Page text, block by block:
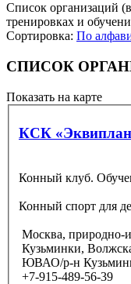
Список организаций
тренировках и
Сортировка: По
СПИСОК
Показать на карте
КСК
Конный клуб.
Конный спорт для
Москва, природно-
Кузьминки,
ЮВАО/р-н
+7-915-489-56-39